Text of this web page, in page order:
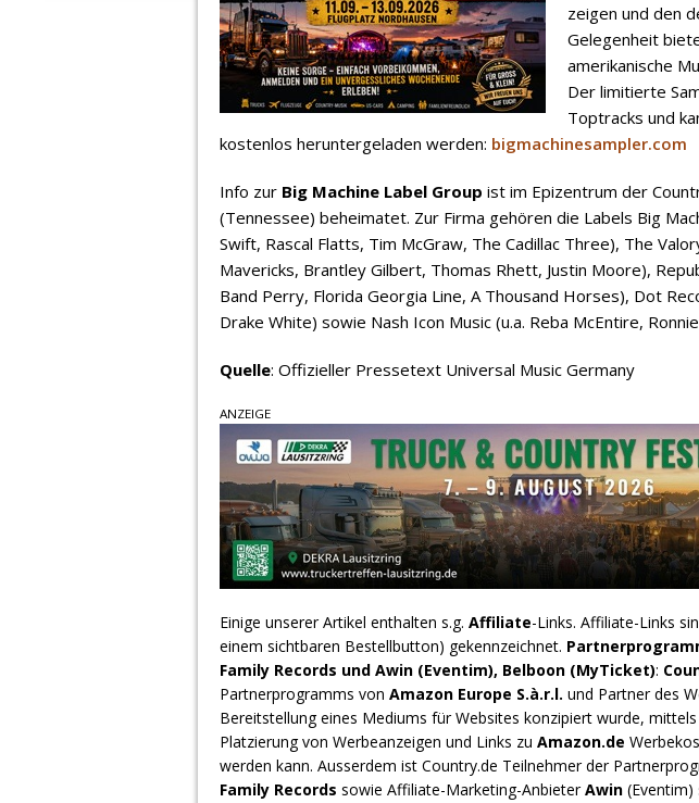
zeigen und den
Gelegenheit
amerikanische
Der limitierte
Toptracks und
kostenlos heruntergeladen werden: bigmachinesampler.com
Info zur Big Machine Label Group ist im Epizentrum der
(Tennessee) beheimatet. Zur Firma gehören die Labels Big
Swift, Rascal Flatts, Tim McGraw, The Cadillac Three), The
Mavericks, Brantley Gilbert, Thomas Rhett, Justin Moore),
Band Perry, Florida Georgia Line, A Thousand Horses), Dot
Drake White) sowie Nash Icon Music (u.a. Reba McEntire,
Quelle: Offizieller Pressetext Universal Music Germany
ANZEIGE
Einige unserer Artikel enthalten s.g. Affiliate-Links. Affiliate-Links
einem sichtbaren Bestellbutton) gekennzeichnet.
Family Records und Awin (Eventim), Belboon (MyTicket):
Partnerprogramms von Amazon Europe S.à.r.l. und Partner des
Bereitstellung eines Mediums für Websites konzipiert wurde,
Platzierung von Werbeanzeigen und Links zu Amazon.de
werden kann. Ausserdem ist Country.de Teilnehmer der
Family Records sowie Affiliate-Marketing-AnbieterAwin (Eventim)